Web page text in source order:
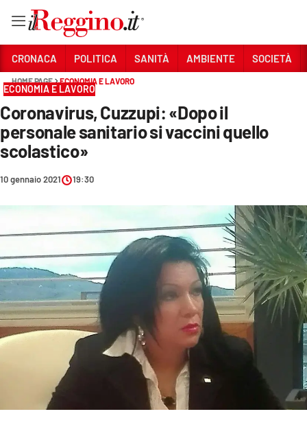
Sezioni
CRONACA
POLITICA
SANITÀ
AMBIENTE
SOCIETÀ
CULTURA
ECONOMIA E LAVORO
EVENTI
Streaming
CRONACA POLITICA SANITÀ AMBIENTE SOCIETÀ
HOME PAGE ECONOMIA E LAVORO
ECONOMIA E LAVORO
Coronavirus, Cuzzupi: «Dopo il
personale sanitario si vaccini quello
scolastico»
10 gennaio 2021 19:30